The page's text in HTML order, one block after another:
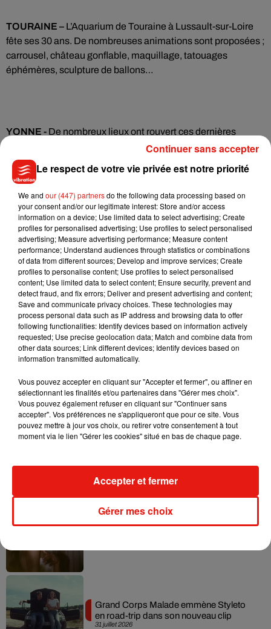
TOURAINE – L’Aquarium de Touraine à Lussault-sur-Loire
fête ses 30 ans. De nombreuses animations sont proposées ;
carrousel, château gonflable, maquillage, tatouages
éphémères, sculpture de ballons…
YONNE - De nombreux lieux ont rouvert ces dernières
semaines au public. C’est le cas du château de Guédelon
dans l’Yonne, à nouveau visitable depuis Pâques. Guédelon,
c’est ce projet fou lancé en 1997 : rebâtir un château
avancé, la moitié de la bâtisse est aujourd’hui terminée. Des
animations sont proposées aux plus jeunes.
Musique
5 août 2026
Benny Blanco invite Selena Gomez et
Tiny Desk invite Charlie Puth pour une
Ariana Grande prendra une pause après
31 juillet 2026
Grand Corps Malade emmène Styleto
en road-trip dans son nouveau clip
Le respect de votre vie privée est notre priorité
We and our (447) partnersdo the following data processing based on
your consent and/or our legitimate interest: Store and/or access
information on a device; Use limited data to select advertising; Create
profiles for personalised advertising; Use profiles to select personalised
advertising; Measure advertising performance; Measure content
performance; Understand audiences through statistics or combinations
of data from different sources; Develop and improve services; Create
profiles to personalise content; Use profiles to select personalised
content; Use limited data to select content; Ensure security, prevent and
detect fraud, and fix errors; Deliver and present advertising and content;
Save and communicate privacy choices. These technologies may
process personal data such as IP address and browsing data to offer
following functionalities: Identify devices based on information actively
requested; Use precise geolocation data; Match and combine data from
other data sources; Link different devices; Identify devices based on
information transmitted automatically.
Vous pouvez accepter en cliquant sur "Accepter et fermer", ou affiner en
sélectionnant les finalités et/ou partenaires dans "Gérer mes choix".
Vous pouvez également refuser en cliquant sur "Continuer sans
accepter". Vos préférences ne s'appliqueront que pour ce site. Vous
pouvez mettre à jour vos choix, ou retirer votre consentement à tout
moment via le lien "Gérer les cookies" situé en bas de chaque page.
Gérer mes choix
Accepter et fermer
Continuer sans accepter